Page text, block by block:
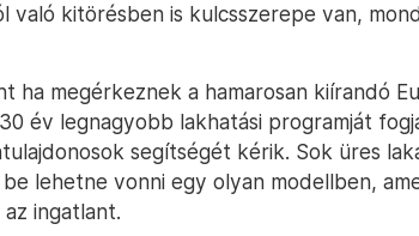
való kitörésben is kulcsszerepe van,
ha megérkeznek a hamarosan kiírandó
év legnagyobb lakhatási programját
segítségét kérik. Sok üres
lehetne vonni egy olyan modellben,
ingatlant.